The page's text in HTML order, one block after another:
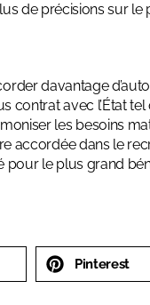
de précisions sur le
davantage
avec l’État tel
les besoins
accordée dans le
pour le plus grand
Pinterest